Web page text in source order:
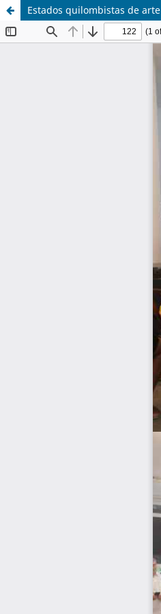
Estados quilombistas de arte